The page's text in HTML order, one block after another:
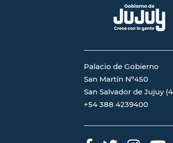
Palacio de Gobierno
San Martín Nº450
San Salvador de Jujuy
+54 388 4239400